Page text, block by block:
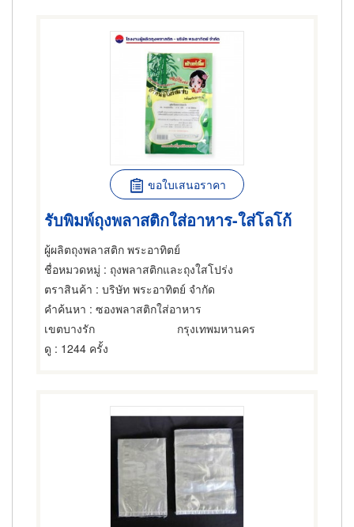
ขอใบเสนอราคา
รับพิมพ์ถุงพลาสติกใส่อาหาร-ใส่โลโก้
ผู้ผลิตถุงพลาสติก พระอาทิตย์
ชื่อหมวดหมู่ : ถุงพลาสติกและถุงใสโปร่ง
ตราสินค้า : บริษัท พระอาทิตย์ จำกัด
คำค้นหา : ซองพลาสติกใส่อาหาร
เขตบางรัก
กรุงเทพมหานคร
ดู : 1244 ครั้ง